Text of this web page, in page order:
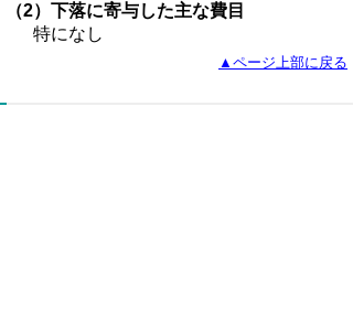
（2）下落に寄与した主な費目
特になし
▲ページ上部に戻る